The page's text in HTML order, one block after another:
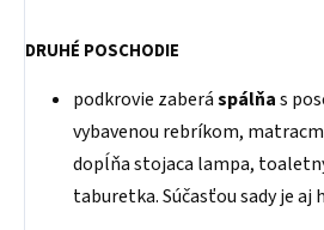
DRUHÉ POSCHODIE
podkrovie zaberáspálňas
vybavenou rebríkom,
dopĺňa stojaca lampa,
taburetka. Súčasťou sady je aj